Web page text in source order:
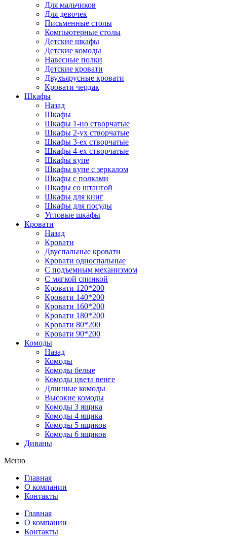
Для мальчиков
Для девочек
Письменные столы
Компьютерные столы
Детские шкафы
Детские комоды
Навесные полки
Детские кровати
Двухъярусные кровати
Кровати чердак
Шкафы
Назад
Шкафы
Шкафы 1-но створчатые
Шкафы 2-ух створчатые
Шкафы 3-ех створчатые
Шкафы 4-ех створчатые
Шкафы купе
Шкафы купе с зеркалом
Шкафы с полками
Шкафы со штангой
Шкафы для книг
Шкафы для посуды
Угловые шкафы
Кровати
Назад
Кровати
Двуспальные кровати
Кровати односпальные
С подъемным механизмом
С мягкой спинкой
Кровати 120*200
Кровати 140*200
Кровати 160*200
Кровати 180*200
Кровати 80*200
Кровати 90*200
Комоды
Назад
Комоды
Комоды белые
Комоды цвета венге
Длинные комоды
Высокие комоды
Комоды 3 ящика
Комоды 4 ящика
Комоды 5 ящиков
Комоды 6 ящиков
Диваны
Меню
Главная
О компании
Контакты
Главная
О компании
Контакты